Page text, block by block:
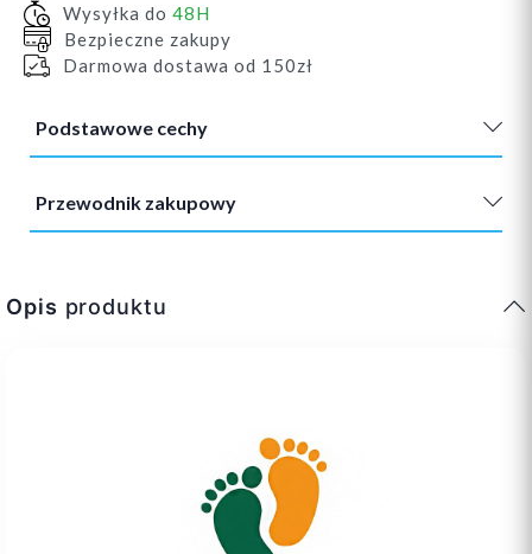
Wysyłka do 48H
Bezpieczne zakupy
Darmowa dostawa od 150zł
Podstawowe cechy
Przewodnik zakupowy
Opis produktu